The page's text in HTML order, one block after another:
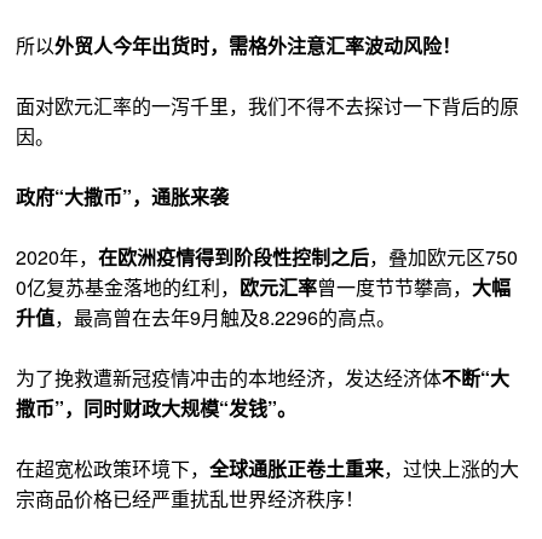
所以外贸人今年出货时，需格外注意汇率波动风险！
面对欧元汇率的一泻千里，我们不得不去探讨一下背后的原
因。
政府“大撒币”，通胀来袭
2020年，在欧洲疫情得到阶段性控制之后，叠加欧元区750
0亿复苏基金落地的红利， 欧元汇率曾一度节节攀高， 大幅
升值，最高曾在去年9月触及8.2296的高点。
为了挽救遭新冠疫情冲击的本地经济，发达经济体不断“大
撒币”，同时财政大规模“发钱”。
在超宽松政策环境下，全球通胀正卷土重来，过快上涨的大
宗商品价格已经严重扰乱世界经济秩序！